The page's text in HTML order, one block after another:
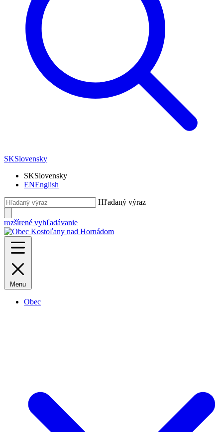
SKSlovensky
SKSlovensky
ENEnglish
Hľadaný výraz
rozšírené vyhľadávanie
Menu
Obec